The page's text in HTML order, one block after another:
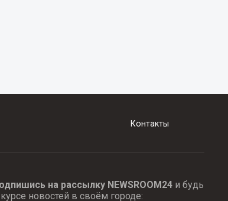
Контакты
на рассылку NEWSROOM24и будь
новостей в своём городе: